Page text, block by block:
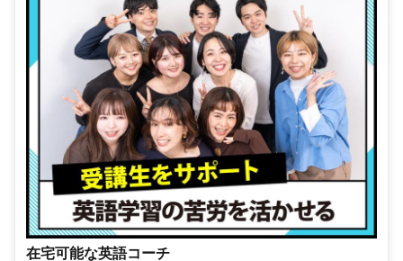
在宅可能な英語コーチ